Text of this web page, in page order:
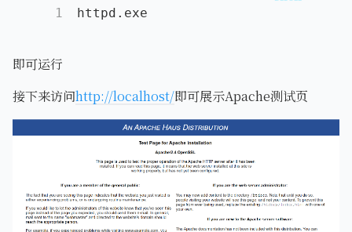
1 httpd.exe
即可运行
接下来访问http://localhost/即可展示Apache测试页